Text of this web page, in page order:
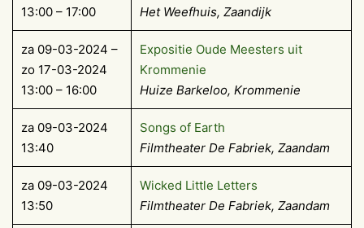
13:00 – 17:00
Het Weefhuis, Zaandijk
za 09-03-2024 –
zo 17-03-2024
13:00 – 16:00
Expositie Oude Meesters uit
Krommenie
Huize Barkeloo, Krommenie
za 09-03-2024
13:40
Songs of Earth
Filmtheater De Fabriek, Zaandam
za 09-03-2024
13:50
Wicked Little Letters
Filmtheater De Fabriek, Zaandam